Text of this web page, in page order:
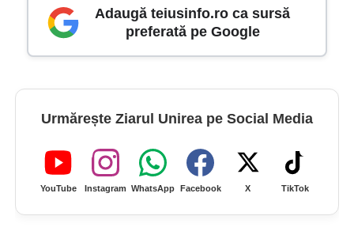
Adaugă teiusinfo.ro ca sursă
preferată pe Google
Urmărește Ziarul Unirea pe Social Media
YouTube Instagram WhatsApp Facebook X TikTok